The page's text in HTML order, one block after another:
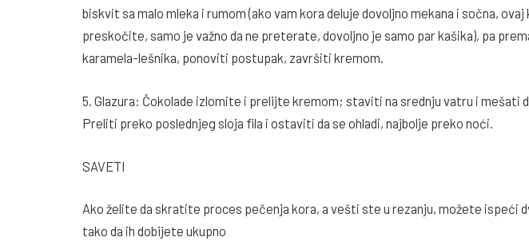
biskvit sa malo mleka i rumom (ako vam kora deluje dovoljno mekana i sočna,
preskočite, samo je važno da ne preterate, dovoljno je samo par kašika), pa
karamela-lešnika, ponoviti postupak, završiti kremom.
5. Glazura: Čokolade izlomite i prelijte kremom; staviti na srednju vatru i mešati
Preliti preko poslednjeg sloja fila i ostaviti da se ohladi, najbolje preko noći.
SAVETI
Ako želite da skratite proces pečenja kora, a vešti ste u rezanju, možete ispeći
tako da ih dobijete ukupno